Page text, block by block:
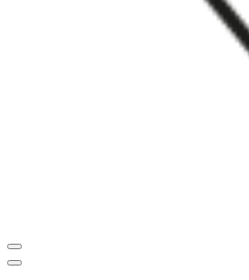
Navigationsmenü
Navigationsmenü